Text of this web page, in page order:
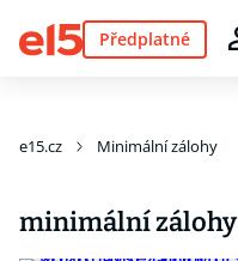
Předplatné
e15.cz Minimální zálohy
minimální zálohy